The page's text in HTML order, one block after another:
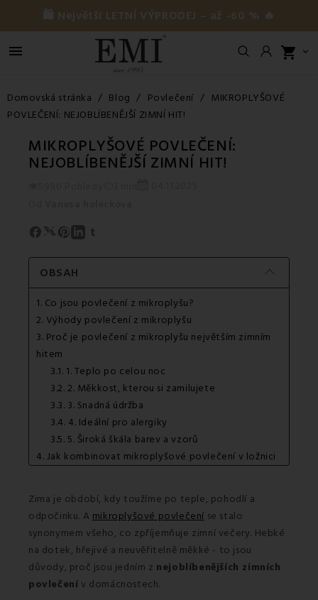
🛍️ Největší LETNÍ VÝPRODEJ – až -60 % 🔥
 shopping_cart 
Domovská stránka Blog Povlečení
MIKROPLYŠOVÉ
POVLEČENÍ: NEJOBLÍBENĚJŠÍ ZIMNÍ HIT!
MIKROPLYŠOVÉ POVLEČENÍ:
NEJOBLÍBENĚJŠÍ ZIMNÍ HIT!
OBSAH
1. Co jsou povlečení z mikroplyšu?
2. Výhody povlečení z mikroplyšu
3. Proč je povlečení z mikroplyšu největším zimním
hitem
3.1. 1. Teplo po celou noc
3.2. 2. Měkkost, kterou si zamilujete
3.3. 3. Snadná údržba
3.4. 4. Ideální pro alergiky
3.5. 5. Široká škála barev a vzorů
4. Jak kombinovat mikroplyšové povlečení v ložnici
7. Dopřejte si měkkost, kterou si zamilujete
Zima je období, kdy toužíme po teple, pohodlí a
odpočinku. A mikroplyšové povlečení se stalo
synonymem všeho, co zpříjemňuje zimní večery. Hebké
na dotek, hřejivé a neuvěřitelně měkké - to jsou
důvody, proč jsou jedním z nejoblíbenějších zimních
povlečení v domácnostech.